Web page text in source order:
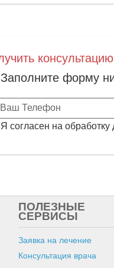
Заполните форму
Я согласен на
ПОЛЕЗНЫЕ
СЕРВИСЫ
Заявка на лечение
Консультация врача